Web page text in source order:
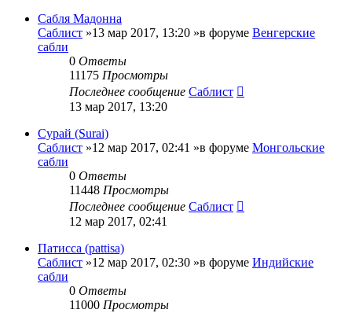
Сабля Мадонна
Саблист »13 мар 2017, 13:20 »в форуме Венгерские
сабли
0 Ответы
11175 Просмотры
Последнее сообщение Саблист
13 мар 2017, 13:20
Сурай (Surai)
Саблист »12 мар 2017, 02:41 »в форуме Монгольские
сабли
0 Ответы
11448 Просмотры
Последнее сообщение Саблист
12 мар 2017, 02:41
Патисса (pattisa)
Саблист »12 мар 2017, 02:30 »в форуме Индийские
сабли
0 Ответы
11000 Просмотры